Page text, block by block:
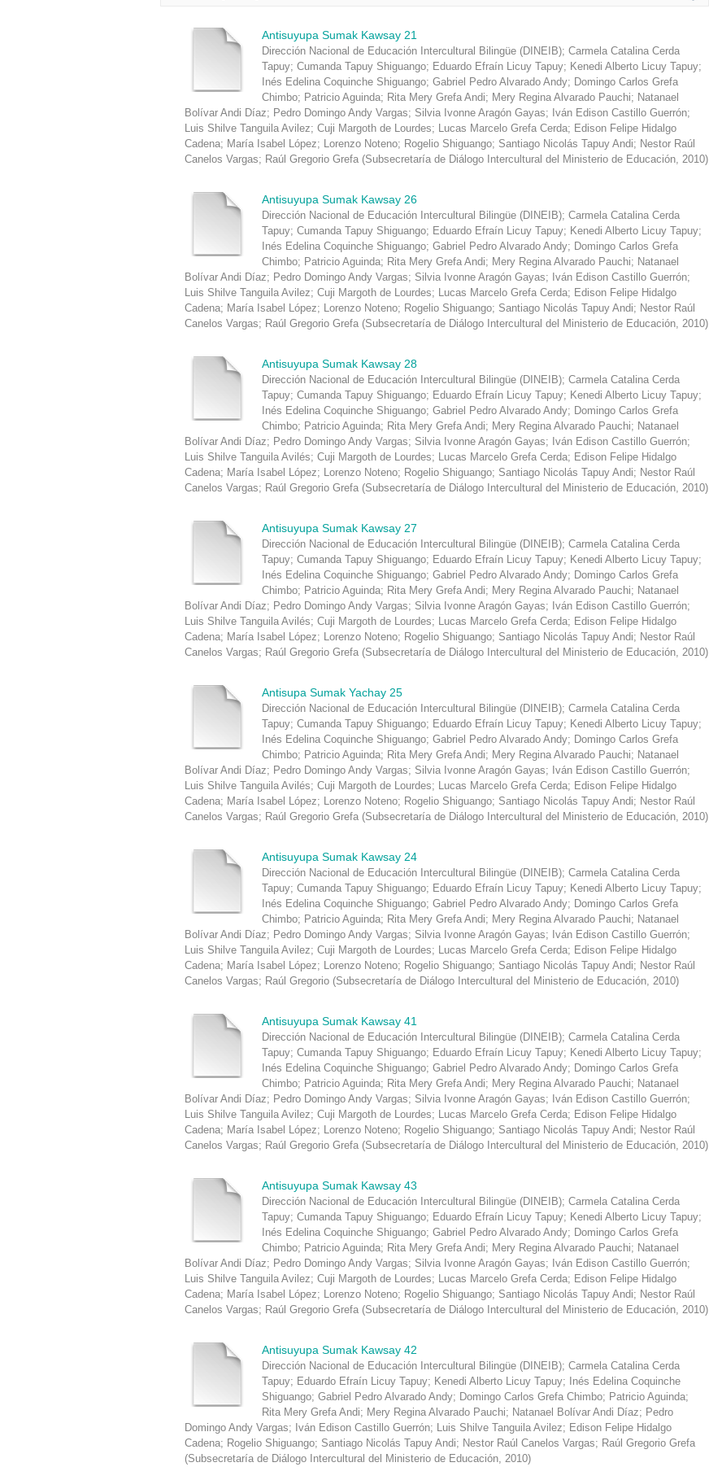
Antisuyupa Sumak Kawsay 21
Dirección Nacional de Educación Intercultural Bilingüe (DINEIB); Carmela Catalina Cerda
Tapuy; Cumanda Tapuy Shiguango; Eduardo Efraín Licuy Tapuy; Kenedi Alberto Licuy Tapuy;
Inés Edelina Coquinche Shiguango; Gabriel Pedro Alvarado Andy; Domingo Carlos Grefa
Chimbo; Patricio Aguinda; Rita Mery Grefa Andi; Mery Regina Alvarado Pauchi; Natanael
Bolívar Andi Díaz; Pedro Domingo Andy Vargas; Silvia Ivonne Aragón Gayas; Iván Edison Castillo Guerrón;
Luis Shilve Tanguila Avilez; Cuji Margoth de Lourdes; Lucas Marcelo Grefa Cerda; Edison Felipe Hidalgo
Cadena; María Isabel López; Lorenzo Noteno; Rogelio Shiguango; Santiago Nicolás Tapuy Andi; Nestor Raúl
Canelos Vargas; Raúl Gregorio Grefa (Subsecretaría de Diálogo Intercultural del Ministerio de Educación, 2010)
Antisuyupa Sumak Kawsay 26
Dirección Nacional de Educación Intercultural Bilingüe (DINEIB); Carmela Catalina Cerda
Tapuy; Cumanda Tapuy Shiguango; Eduardo Efraín Licuy Tapuy; Kenedi Alberto Licuy Tapuy;
Inés Edelina Coquinche Shiguango; Gabriel Pedro Alvarado Andy; Domingo Carlos Grefa
Chimbo; Patricio Aguinda; Rita Mery Grefa Andi; Mery Regina Alvarado Pauchi; Natanael
Bolívar Andi Díaz; Pedro Domingo Andy Vargas; Silvia Ivonne Aragón Gayas; Iván Edison Castillo Guerrón;
Luis Shilve Tanguila Avilez; Cuji Margoth de Lourdes; Lucas Marcelo Grefa Cerda; Edison Felipe Hidalgo
Cadena; María Isabel López; Lorenzo Noteno; Rogelio Shiguango; Santiago Nicolás Tapuy Andi; Nestor Raúl
Canelos Vargas; Raúl Gregorio Grefa (Subsecretaría de Diálogo Intercultural del Ministerio de Educación, 2010)
Antisuyupa Sumak Kawsay 28
Dirección Nacional de Educación Intercultural Bilingüe (DINEIB); Carmela Catalina Cerda
Tapuy; Cumanda Tapuy Shiguango; Eduardo Efraín Licuy Tapuy; Kenedi Alberto Licuy Tapuy;
Inés Edelina Coquinche Shiguango; Gabriel Pedro Alvarado Andy; Domingo Carlos Grefa
Chimbo; Patricio Aguinda; Rita Mery Grefa Andi; Mery Regina Alvarado Pauchi; Natanael
Bolívar Andi Díaz; Pedro Domingo Andy Vargas; Silvia Ivonne Aragón Gayas; Iván Edison Castillo Guerrón;
Luis Shilve Tanguila Avilés; Cuji Margoth de Lourdes; Lucas Marcelo Grefa Cerda; Edison Felipe Hidalgo
Cadena; María Isabel López; Lorenzo Noteno; Rogelio Shiguango; Santiago Nicolás Tapuy Andi; Nestor Raúl
Canelos Vargas; Raúl Gregorio Grefa (Subsecretaría de Diálogo Intercultural del Ministerio de Educación, 2010)
Antisuyupa Sumak Kawsay 27
Dirección Nacional de Educación Intercultural Bilingüe (DINEIB); Carmela Catalina Cerda
Tapuy; Cumanda Tapuy Shiguango; Eduardo Efraín Licuy Tapuy; Kenedi Alberto Licuy Tapuy;
Inés Edelina Coquinche Shiguango; Gabriel Pedro Alvarado Andy; Domingo Carlos Grefa
Chimbo; Patricio Aguinda; Rita Mery Grefa Andi; Mery Regina Alvarado Pauchi; Natanael
Bolívar Andi Díaz; Pedro Domingo Andy Vargas; Silvia Ivonne Aragón Gayas; Iván Edison Castillo Guerrón;
Luis Shilve Tanguila Avilés; Cuji Margoth de Lourdes; Lucas Marcelo Grefa Cerda; Edison Felipe Hidalgo
Cadena; María Isabel López; Lorenzo Noteno; Rogelio Shiguango; Santiago Nicolás Tapuy Andi; Nestor Raúl
Canelos Vargas; Raúl Gregorio Grefa (Subsecretaría de Diálogo Intercultural del Ministerio de Educación, 2010)
Antisupa Sumak Yachay 25
Dirección Nacional de Educación Intercultural Bilingüe (DINEIB); Carmela Catalina Cerda
Tapuy; Cumanda Tapuy Shiguango; Eduardo Efraín Licuy Tapuy; Kenedi Alberto Licuy Tapuy;
Inés Edelina Coquinche Shiguango; Gabriel Pedro Alvarado Andy; Domingo Carlos Grefa
Chimbo; Patricio Aguinda; Rita Mery Grefa Andi; Mery Regina Alvarado Pauchi; Natanael
Bolívar Andi Díaz; Pedro Domingo Andy Vargas; Silvia Ivonne Aragón Gayas; Iván Edison Castillo Guerrón;
Luis Shilve Tanguila Avilés; Cuji Margoth de Lourdes; Lucas Marcelo Grefa Cerda; Edison Felipe Hidalgo
Cadena; María Isabel López; Lorenzo Noteno; Rogelio Shiguango; Santiago Nicolás Tapuy Andi; Nestor Raúl
Canelos Vargas; Raúl Gregorio Grefa (Subsecretaría de Diálogo Intercultural del Ministerio de Educación, 2010)
Antisuyupa Sumak Kawsay 24
Dirección Nacional de Educación Intercultural Bilingüe (DINEIB); Carmela Catalina Cerda
Tapuy; Cumanda Tapuy Shiguango; Eduardo Efraín Licuy Tapuy; Kenedi Alberto Licuy Tapuy;
Inés Edelina Coquinche Shiguango; Gabriel Pedro Alvarado Andy; Domingo Carlos Grefa
Chimbo; Patricio Aguinda; Rita Mery Grefa Andi; Mery Regina Alvarado Pauchi; Natanael
Bolívar Andi Díaz; Pedro Domingo Andy Vargas; Silvia Ivonne Aragón Gayas; Iván Edison Castillo Guerrón;
Luis Shilve Tanguila Avilez; Cuji Margoth de Lourdes; Lucas Marcelo Grefa Cerda; Edison Felipe Hidalgo
Cadena; María Isabel López; Lorenzo Noteno; Rogelio Shiguango; Santiago Nicolás Tapuy Andi; Nestor Raúl
Canelos Vargas; Raúl Gregorio (Subsecretaría de Diálogo Intercultural del Ministerio de Educación, 2010)
Antisuyupa Sumak Kawsay 41
Dirección Nacional de Educación Intercultural Bilingüe (DINEIB); Carmela Catalina Cerda
Tapuy; Cumanda Tapuy Shiguango; Eduardo Efraín Licuy Tapuy; Kenedi Alberto Licuy Tapuy;
Inés Edelina Coquinche Shiguango; Gabriel Pedro Alvarado Andy; Domingo Carlos Grefa
Chimbo; Patricio Aguinda; Rita Mery Grefa Andi; Mery Regina Alvarado Pauchi; Natanael
Bolívar Andi Díaz; Pedro Domingo Andy Vargas; Silvia Ivonne Aragón Gayas; Iván Edison Castillo Guerrón;
Luis Shilve Tanguila Avilez; Cuji Margoth de Lourdes; Lucas Marcelo Grefa Cerda; Edison Felipe Hidalgo
Cadena; María Isabel López; Lorenzo Noteno; Rogelio Shiguango; Santiago Nicolás Tapuy Andi; Nestor Raúl
Canelos Vargas; Raúl Gregorio Grefa (Subsecretaría de Diálogo Intercultural del Ministerio de Educación, 2010)
Antisuyupa Sumak Kawsay 43
Dirección Nacional de Educación Intercultural Bilingüe (DINEIB); Carmela Catalina Cerda
Tapuy; Cumanda Tapuy Shiguango; Eduardo Efraín Licuy Tapuy; Kenedi Alberto Licuy Tapuy;
Inés Edelina Coquinche Shiguango; Gabriel Pedro Alvarado Andy; Domingo Carlos Grefa
Chimbo; Patricio Aguinda; Rita Mery Grefa Andi; Mery Regina Alvarado Pauchi; Natanael
Bolívar Andi Díaz; Pedro Domingo Andy Vargas; Silvia Ivonne Aragón Gayas; Iván Edison Castillo Guerrón;
Luis Shilve Tanguila Avilez; Cuji Margoth de Lourdes; Lucas Marcelo Grefa Cerda; Edison Felipe Hidalgo
Cadena; María Isabel López; Lorenzo Noteno; Rogelio Shiguango; Santiago Nicolás Tapuy Andi; Nestor Raúl
Canelos Vargas; Raúl Gregorio Grefa (Subsecretaría de Diálogo Intercultural del Ministerio de Educación, 2010)
Antisuyupa Sumak Kawsay 42
Dirección Nacional de Educación Intercultural Bilingüe (DINEIB); Carmela Catalina Cerda
Tapuy; Eduardo Efraín Licuy Tapuy; Kenedi Alberto Licuy Tapuy;
Inés Edelina Coquinche
Shiguango; Gabriel Pedro Alvarado Andy; Domingo Carlos Grefa Chimbo; Patricio Aguinda;
Rita Mery Grefa Andi; Mery Regina Alvarado Pauchi; Natanael Bolívar Andi Díaz; Pedro
Domingo Andy Vargas; Iván Edison Castillo Guerrón; Luis Shilve Tanguila Avilez; Edison Felipe Hidalgo
Cadena; Rogelio Shiguango; Santiago Nicolás Tapuy Andi; Nestor Raúl Canelos Vargas; Raúl Gregorio Grefa
(Subsecretaría de Diálogo Intercultural del Ministerio de Educación, 2010)